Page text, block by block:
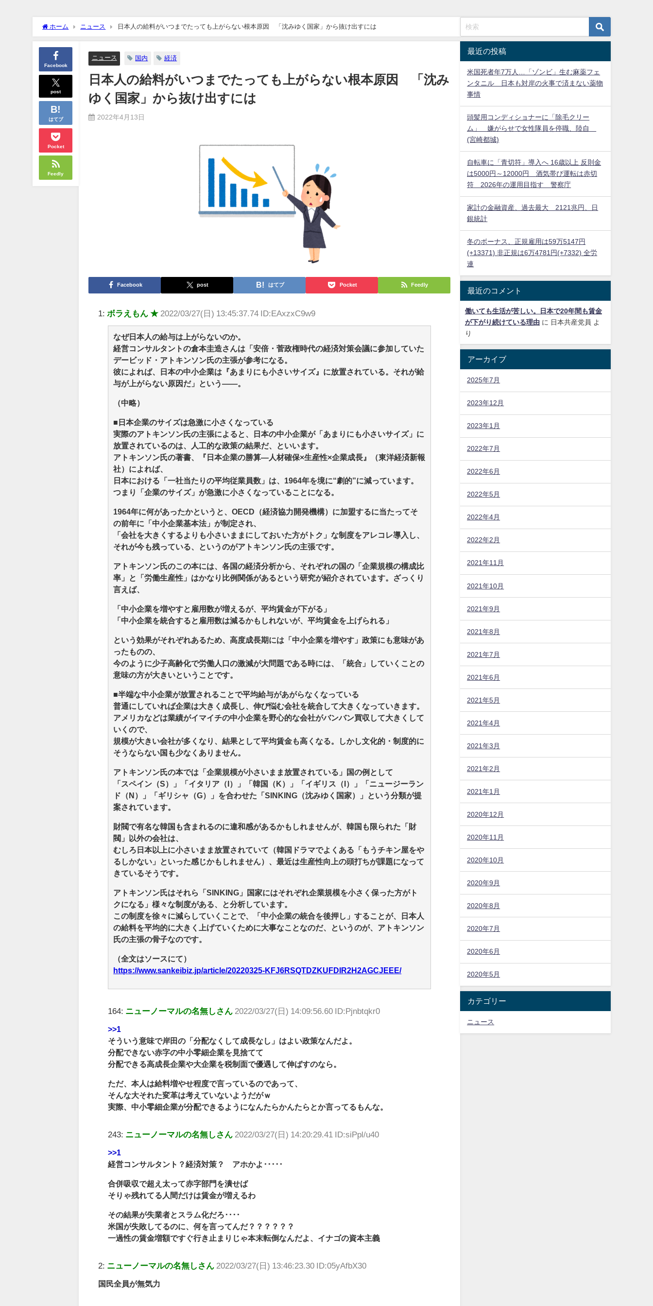
【画像】人気Vチューバーさん、とんでもない姿を披露ｗｗｗｗｗｗｗｗｗｗ 他 / 2chnaviヘッドライン
【悲報】2050年の日本、独身ボッチ祭りが現実になるとかｗｗｗｗ 他 / 2chnaviヘッドライン
Powered by livedoor 相互RSS
ホーム ニュース 日本人の給料がいつまでたっても上がらない根本原因 「沈みゆく国家」から抜け出すには
Facebook
post
はてブ
Pocket
Feedly
ニュース 国内 経済
日本人の給料がいつまでたっても上がらない根本原因 「沈み
ゆく国家」から抜け出すには
2022年4月13日
Facebook post はてブ Pocket Feedly
1: ボラえもん ★ 2022/03/27(日) 13:45:37.74 ID:EAxzxC9w9
なぜ日本人の給与は上がらないのか。
経営コンサルタントの倉本圭造さんは「安倍・菅政権時代の経済対策会議に参加していた
デービッド・アトキンソン氏の主張が参考になる。
彼によれば、日本の中小企業は『あまりにも小さいサイズ』に放置されている。それが給
与が上がらない原因だ」という――。
（中略）
■日本企業のサイズは急激に小さくなっている
実際のアトキンソン氏の主張によると、日本の中小企業が「あまりにも小さいサイズ」に
放置されているのは、人工的な政策の結果だ、といいます。
アトキンソン氏の著書、『日本企業の勝算―人材確保×生産性×企業成長』（東洋経済新報
社）によれば、
日本における「一社当たりの平均従業員数」は、1964年を境に“劇的”に減っています。
つまり「企業のサイズ」が急激に小さくなっていることになる。
1964年に何があったかというと、OECD（経済協力開発機構）に加盟するに当たってそ
の前年に「中小企業基本法」が制定され、
「会社を大きくするよりも小さいままにしておいた方がトク」な制度をアレコレ導入し、
それが今も残っている、というのがアトキンソン氏の主張です。
アトキンソン氏のこの本には、各国の経済分析から、それぞれの国の「企業規模の構成比
率」と「労働生産性」はかなり比例関係があるという研究が紹介されています。ざっくり
言えば、
「中小企業を増やすと雇用数が増えるが、平均賃金が下がる」
「中小企業を統合すると雇用数は減るかもしれないが、平均賃金を上げられる」
という効果がそれぞれあるため、高度成長期には「中小企業を増やす」政策にも意味があ
ったものの、
今のように少子高齢化で労働人口の激減が大問題である時には、「統合」していくことの
意味の方が大きいということです。
■半端な中小企業が放置されることで平均給与があがらなくなっている
普通にしていれば企業は大きく成長し、伸び悩む会社を統合して大きくなっていきます。
アメリカなどは業績がイマイチの中小企業を野心的な会社がバンバン買収して大きくして
いくので、
規模が大きい会社が多くなり、結果として平均賃金も高くなる。しかし文化的・制度的に
そうならない国も少なくありません。
アトキンソン氏の本では「企業規模が小さいまま放置されている」国の例として
「スペイン（S）」「イタリア（I）」「韓国（K）」「イギリス（I）」「ニュージーラン
ド（N）」「ギリシャ（G）」を合わせた「SINKING（沈みゆく国家）」という分類が提
案されています。
財閥で有名な韓国も含まれるのに違和感があるかもしれませんが、韓国も限られた「財
閥」以外の会社は、
むしろ日本以上に小さいまま放置されていて（韓国ドラマでよくある「もうチキン屋をや
るしかない」といった感じかもしれません）、最近は生産性向上の頭打ちが課題になって
きているそうです。
アトキンソン氏はそれら「SINKING」国家にはそれぞれ企業規模を小さく保った方がト
クになる」様々な制度がある、と分析しています。
この制度を徐々に減らしていくことで、「中小企業の統合を後押し」することが、日本人
の給料を平均的に大きく上げていくために大事なことなのだ、というのが、アトキンソン
氏の主張の骨子なのです。
（全文はソースにて）
https://www.sankeibiz.jp/article/20220325-KFJ6RSQTDZKUFDIR2H2AGCJEEE/
164: ニューノーマルの名無しさん 2022/03/27(日) 14:09:56.60 ID:Pjnbtqkr0
>>1
そういう意味で岸田の「分配なくして成長なし」はよい政策なんだよ。
分配できない赤字の中小零細企業を見捨てて
分配できる高成長企業や大企業を税制面で優遇して伸ばすのなら。
ただ、本人は給料増やせ程度で言っているのであって、
そんな大それた変革は考えていないようだがｗ
実際、中小零細企業が分配できるようになんたらかんたらとか言ってるもんな。
243: ニューノーマルの名無しさん 2022/03/27(日) 14:20:29.41 ID:siPpl/u40
>>1
経営コンサルタント？経済対策？ アホかよ･････
合併吸収で超え太って赤字部門を潰せば
そりゃ残れてる人間だけは賃金が増えるわ
その結果が失業者とスラム化だろ････
米国が失敗してるのに、何を言ってんだ？？？？？？
一過性の賃金増額ですぐ行き止まりじゃ本末転倒なんだよ、イナゴの資本主義
2: ニューノーマルの名無しさん 2022/03/27(日) 13:46:23.30 ID:05yAfbX30
国民全員が無気力
最近の投稿
米国死者年7万人…「ゾンビ」生む麻薬フェ
ンタニル 日本も対岸の火事で済まない薬物
事情
頭髪用コンディショナーに「除毛クリー
ム」 嫌がらせで女性隊員を停職、陸自
(宮崎都城)
自転車に「青切符」導入へ 16歳以上 反則金
は5000円～12000円 酒気帯び運転は赤切
符 2026年の運用目指す 警察庁
家計の金融資産、過去最大 2121兆円、日
銀統計
冬のボーナス、正規雇用は59万5147円
(+13371) 非正規は6万4781円(+7332) 全労
連
最近のコメント
働いても生活が苦しい。日本で20年間も賃金
が下がり続けている理由に 日本共産党員
よ
り
アーカイブ
2025年7月
2023年12月
2023年1月
2022年7月
2022年6月
2022年5月
2022年4月
2022年2月
2021年11月
2021年10月
2021年9月
2021年8月
2021年7月
2021年6月
2021年5月
2021年4月
2021年3月
2021年2月
2021年1月
2020年12月
2020年11月
2020年10月
2020年9月
2020年8月
2020年7月
2020年6月
2020年5月
カテゴリー
ニュース